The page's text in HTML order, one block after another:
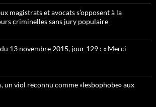
magistrats et avocats s’opposent à la
criminelles sans jury populaire
13 novembre 2015, jour 129 : « Merci
un viol reconnu comme «lesbophobe» aux